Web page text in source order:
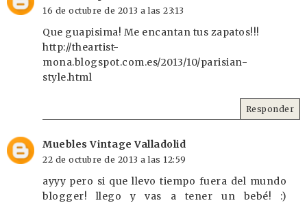
16 de octubre de 2013 a las 23:13
Que guapisima! Me encantan tus zapatos!!!
http://theartist-
mona.blogspot.com.es/2013/10/parisian-
style.html
Responder
Muebles Vintage Valladolid
22 de octubre de 2013 a las 12:59
ayyy pero si que llevo tiempo fuera del mundo
blogger! llego y vas a tener un bebé! :)